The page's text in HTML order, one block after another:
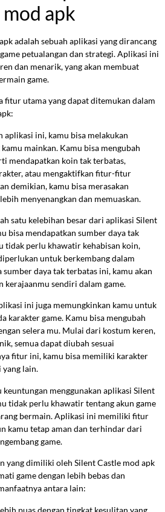
apk
adalah sebuah aplikasi yang dirancang
petualangan dan strategi. Aplikasi ini
dan menarik, yang akan membuat
game.
fitur utama yang dapat ditemukan dalam
aplikasi ini, kamu bisa melakukan
mainkan. Kamu bisa mengubah
mendapatkan koin tak terbatas,
atau mengaktifkan fitur-fitur
demikian, kamu bisa merasakan
menyenangkan dan memuaskan.
satu kelebihan besar dari aplikasi Silent
bisa mendapatkan sumber daya tak
tidak perlu khawatir kehabisan koin,
untuk berkembang dalam
sumber daya tak terbatas ini, kamu akan
kerajaanmu sendiri dalam game.
ini juga memungkinkan kamu untuk
karakter game. Kamu bisa mengubah
selera mu. Mulai dari kostum keren,
semua dapat diubah sesuai
fitur ini, kamu bisa memiliki karakter
yang lain.
menggunakan aplikasi Silent
tidak perlu khawatir tentang akun game
bermain. Aplikasi ini memiliki fitur
kamu tetap aman dan terhindar dari
game.
yang dimiliki oleh Silent Castle mod apk
game dengan lebih bebas dan
antara lain:
puas dengan tingkat kesulitan yang